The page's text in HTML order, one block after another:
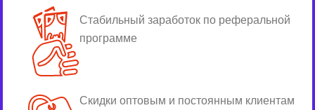
Стабильный заработок по реферальной
программе
Скидки оптовым и постоянным клиентам